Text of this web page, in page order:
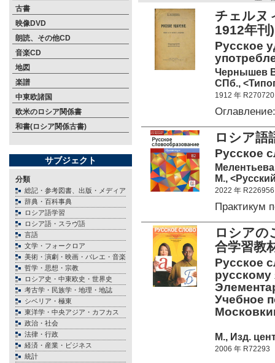
古書
映像DVD
朗読、その他CD
音楽CD
地図
楽譜
中東欧諸国
欧米のロシア関係書
和書(ロシア関係古書)
サブジェクト
分類
総記・参考図書、出版・メディア
辞典・百科事典
ロシア語学習
ロシア語・スラヴ語
言語
文学・フォークロア
美術・演劇・映画・バレエ・音楽
哲学・思想・宗教
ロシア史・中東欧史・世界史
考古学・民族学・地理・地誌
シベリア・極東
東洋学・中央アジア・カフカス
政治・社会
法律・行政
経済・産業・ビジネス
統計
チェル
1912年刊)
Русское
Чернышев
СПб.,
1912 年 R270720
ロシア
Русское
М.,
2022 年 R226956
Практикум
ロシア
合学習
Русское
русскому
Учебное
М., Изд.
2006 年 R72293